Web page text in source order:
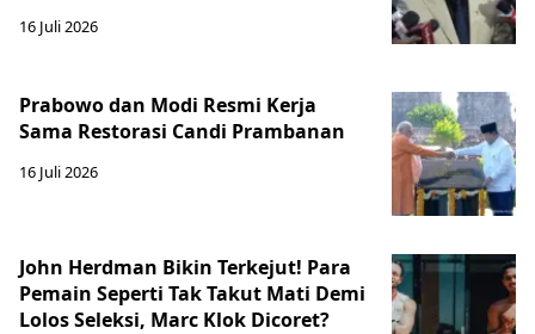
16 Juli 2026
Prabowo dan Modi Resmi Kerja
Sama Restorasi Candi Prambanan
16 Juli 2026
John Herdman Bikin Terkejut! Para
Pemain Seperti Tak Takut Mati Demi
Lolos Seleksi, Marc Klok Dicoret?